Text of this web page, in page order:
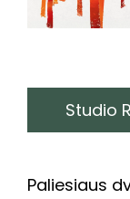
Studio
Paliesiaus